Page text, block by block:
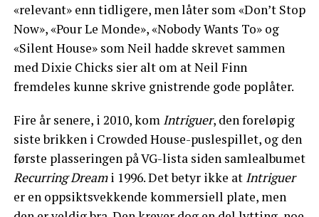
«relevant» enn tidligere, men låter som «Don’t Stop
Now», «Pour Le Monde», «Nobody Wants To» og
«Silent House» som Neil hadde skrevet sammen
med Dixie Chicks sier alt om at Neil Finn
fremdeles kunne skrive gnistrende gode poplåter.
Fire år senere, i 2010, kom Intriguer, den foreløpig
siste brikken i Crowded House-puslespillet, og den
første plasseringen på VG-lista siden samlealbumet
Recurring Dreami 1996. Det betyr ikke at Intriguer
er en oppsiktsvekkende kommersiell plate, men